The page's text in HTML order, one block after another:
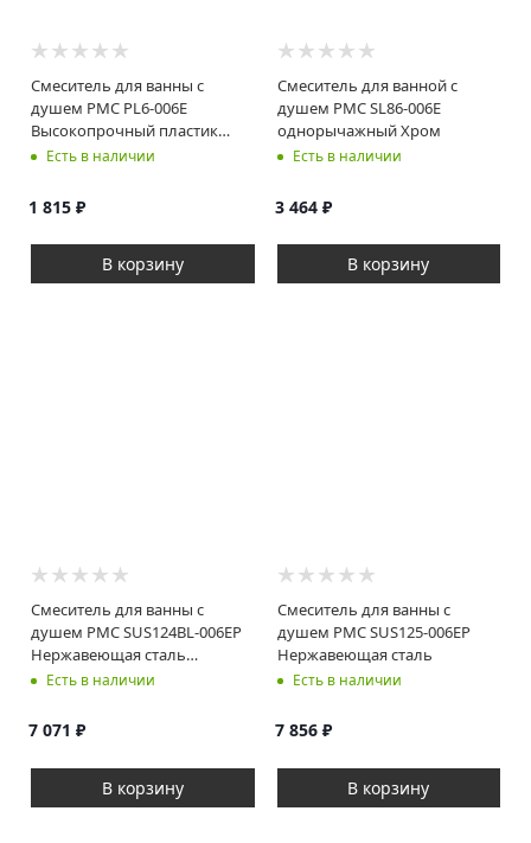
Смеситель для ванны с
душем РМС PL6-006E
Высокопрочный пластик
Белый
Есть в наличии
1 815 ₽
В корзину
Смеситель для ванной с
душем РМС SL86-006E
однорычажный Хром
Есть в наличии
3 464₽
В корзину
Смеситель для ванны с
душем РМС SUS124BL-006EP
Нержавеющая сталь
Черный
Есть в наличии
7 071 ₽
В корзину
Смеситель для ванны с
душем РМС SUS125-006EP
Нержавеющая сталь
Есть в наличии
7 856₽
В корзину